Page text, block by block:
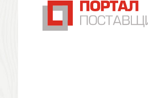
Промо
Антистрессы